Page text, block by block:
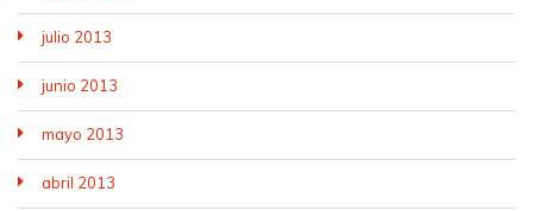
julio 2013
junio 2013
mayo 2013
abril 2013